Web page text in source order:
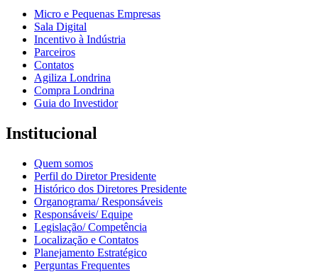
Micro e Pequenas Empresas
Sala Digital
Incentivo à Indústria
Parceiros
Contatos
Agiliza Londrina
Compra Londrina
Guia do Investidor
Institucional
Quem somos
Perfil do Diretor Presidente
Histórico dos Diretores Presidente
Organograma/ Responsáveis
Responsáveis/ Equipe
Legislação/ Competência
Localização e Contatos
Planejamento Estratégico
Perguntas Frequentes